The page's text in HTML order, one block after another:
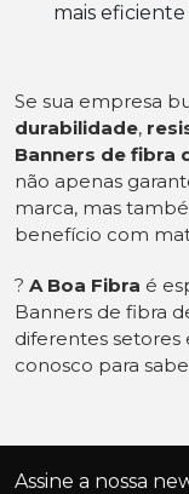
mais
Se sua empresa
durabilidade,
Banners de fibra
não apenas
marca, mas
benefício com
? A Boa Fibra é
Banners de fibra
diferentes setores
conosco para
Assine a nossa